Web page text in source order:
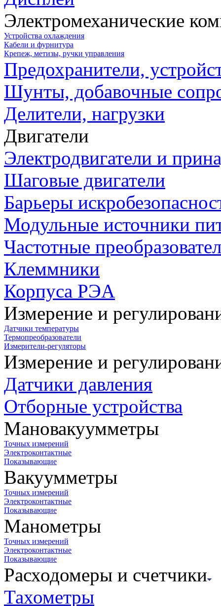
Электромеханические
Устройства охлаждения
Кабели и фурнитура
Крепеж, метизы, ручки управления
Предохранители,
Шунты, добавочные
Делители, нагрузки
Двигатели
Электродвигатели и
Шаговые двигатели
Барьеры
Модульные источники
Частотные
Клеммники
Корпуса РЭА
Измерение и
Датчики температуры
Термопреобразователи
Измерители-регуляторы
Измерение и
Датчики давления
Отборные устройства
Мановакуумметры
Точных измерений
Электроконтактные
Показывающие
Вакуумметры
Точных измерений
Электроконтактные
Показывающие
Манометры
Точных измерений
Электроконтактные
Показывающие
Расходомеры и счетчики
Тахометры